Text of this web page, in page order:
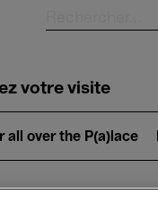
votre visite
all over the P(a)lace